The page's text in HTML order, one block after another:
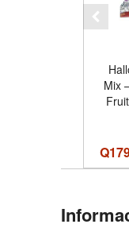
Mix
Fruity,
lb
Q